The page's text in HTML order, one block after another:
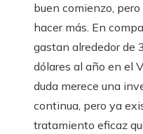
buen comienzo,
hacer más. En
gastan alrededor de
dólares al año en el
duda merece una
continua, pero ya
tratamiento eficaz